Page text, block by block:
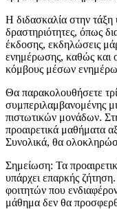
Η διδασκαλία στην τάξη
δραστηριότητες, όπως
έκδοσης, εκδηλώσεις
ενημέρωσης, καθώς και
κόμβους μέσων
Θα παρακολουθήσετε
συμπεριλαμβανομένης
πιστωτικών μονάδων.
προαιρετικά μαθήματα
Συνολικά, θα
Σημείωση: Τα
υπάρχει επαρκής
φοιτητών που
μάθημα δεν θα